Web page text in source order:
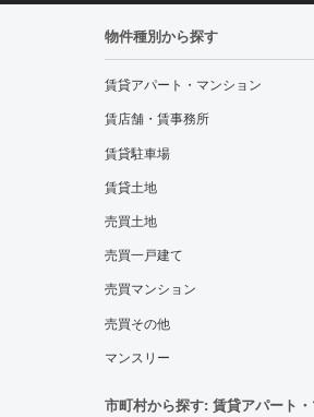
物件種別から探す
賃貸アパート・マンション
賃店舗・賃事務所
賃貸駐車場
賃貸土地
売買土地
売買一戸建て
売買マンション
売買その他
マンスリー
市町村から探す: 賃貸アパート